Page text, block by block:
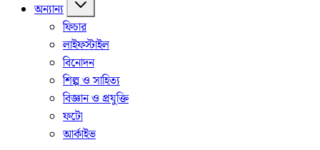
অন্যান্য
ফিচার
লাইফস্টাইল
বিনোদন
শিল্প ও সাহিত্য
বিজ্ঞান ও প্রযুক্তি
ফটো
আর্কাইভ